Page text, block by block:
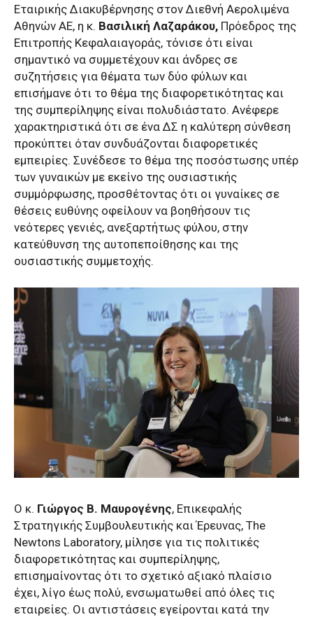
Εταιρικής Διακυβέρνησης στον Διεθνή Αερολιμένα
Αθηνών ΑΕ, η κ. Βασιλική Λαζαράκου, Πρόεδρος της
Επιτροπής Κεφαλαιαγοράς, τόνισε ότι είναι
σημαντικό να συμμετέχουν και άνδρες σε
συζητήσεις για θέματα των δύο φύλων και
επισήμανε ότι το θέμα της διαφορετικότητας και
της συμπερίληψης είναι πολυδιάστατο. Ανέφερε
χαρακτηριστικά ότι σε ένα ΔΣ η καλύτερη σύνθεση
προκύπτει όταν συνδυάζονται διαφορετικές
εμπειρίες. Συνέδεσε το θέμα της ποσόστωσης υπέρ
των γυναικών με εκείνο της ουσιαστικής
συμμόρφωσης, προσθέτοντας ότι οι γυναίκες σε
θέσεις ευθύνης οφείλουν να βοηθήσουν τις
νεότερες γενιές, ανεξαρτήτως φύλου, στην
κατεύθυνση της αυτοπεποίθησης και της
ουσιαστικής συμμετοχής.
Ο κ. Γιώργος Β. Μαυρογένης, Επικεφαλής
Στρατηγικής Συμβουλευτικής και Έρευνας, The
Newtons Laboratory, μίλησε για τις πολιτικές
διαφορετικότητας και συμπερίληψης,
επισημαίνοντας ότι το σχετικό αξιακό πλαίσιο
έχει, λίγο έως πολύ, ενσωματωθεί από όλες τις
εταιρείες. Οι αντιστάσεις εγείρονται κατά την